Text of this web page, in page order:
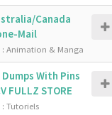
Canada
Mail
Animation & Manga
With Pins
FULLZ STORE
Tutoriels